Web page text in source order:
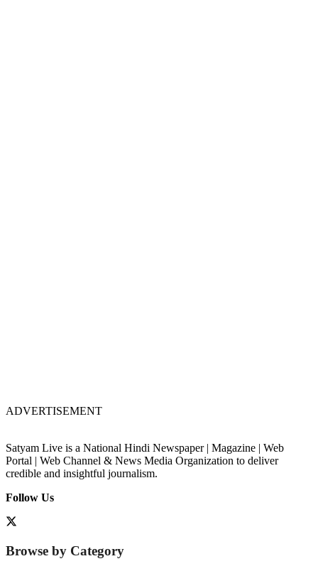
ADVERTISEMENT
Satyam Live is a National Hindi Newspaper | Magazine | Web
Portal | Web Channel & News Media Organization to deliver
credible and insightful journalism.
Follow Us
Browse by Category